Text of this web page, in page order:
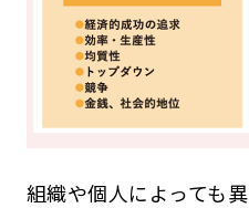
組織や個人によっても